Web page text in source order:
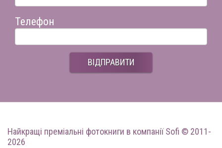
Телефон
ВІДПРАВИТИ
Найкращі преміальні фотокниги в компанії Sofi © 2011-
2026